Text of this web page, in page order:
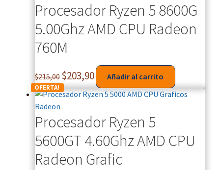
Procesador Ryzen 5 8600G
5.00Ghz AMD CPU Radeon
760M
$215,00 $203,90 Añadir al carrito
OFERTA!
Procesador Ryzen 5
5600GT 4.60Ghz AMD CPU
Radeon Grafic